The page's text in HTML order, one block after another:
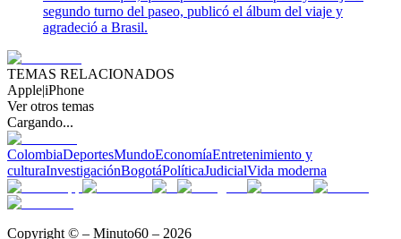
segundo turno del paseo, publicó el álbum del viaje y
agradeció a Brasil.
TEMAS RELACIONADOS
Apple|iPhone
Ver otros temas
Cargando...
ColombiaDeportesMundoEconomíaEntretenimiento y
culturaInvestigaciónBogotáPolíticaJudicialVida moderna
Copyright © – Minuto60 – 2026